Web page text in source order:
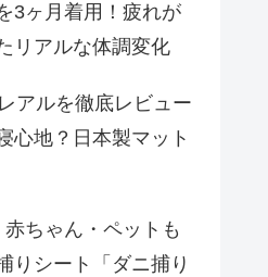
3ヶ月着用！疲れが
リアルな体調変化
アルを徹底レビュー
心地？日本製マット
赤ちゃん・ペットも
りシート「ダニ捕り